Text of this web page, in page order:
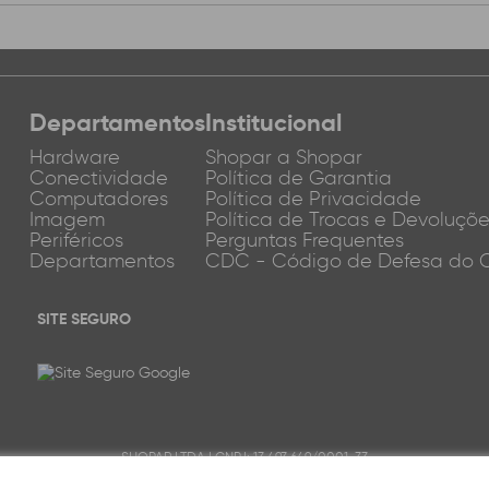
Departamentos
Hardware
Conectividade
Computadores
Imagem
Periféricos
Departamentos
Institucional
Shopar a Shopar
Política de Garantia
Política de Privacidade
Política de Trocas e
Perguntas Frequentes
CDC - Código de Defesa do
SITE SEGURO
SHOPAR LTDA | CNPJ: 13.493.649/0001-33